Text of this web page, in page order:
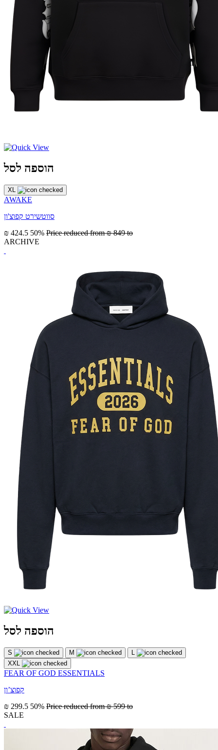
הוספה לסל
XL
AWAKE
סווטשירט קפוצ'ון
₪ 424.5 50% Price reduced from₪ 849 to
ARCHIVE
הוספה לסל
S M
XXL
FEAR OF GOD ESSENTIALS
קפוצ’ון
₪ 299.5 50% Price reduced from₪ 599 to
SALE